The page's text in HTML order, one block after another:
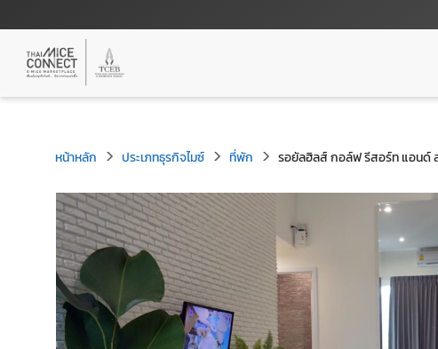
หน้าหลัก ประเภทธุรกิจไมซ์ ที่พัก รอยัลฮิลส์ กอล์ฟ รีสอร์ท แอนด์